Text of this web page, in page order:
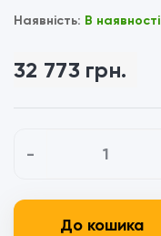
Наявність: В наявності
32 773 грн.
-
До кошика